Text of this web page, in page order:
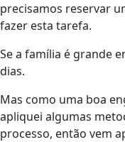
precisamos reservar
fazer esta tarefa.
Se a família é grande
dias.
Mas como uma boa
apliquei algumas
processo, então vem